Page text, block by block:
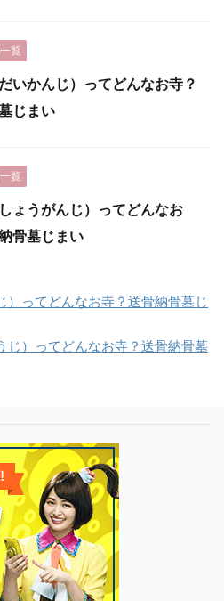
覧
いかんじ）ってどんなお寺？
じまい
覧
ょうがんじ）ってどんなお
骨墓じまい
）ってどんなお寺？送骨納骨墓じ
じ）ってどんなお寺？送骨納骨墓